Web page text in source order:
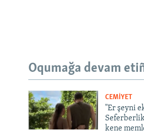
Oqumağa devam
CEMİYET
"Er şeyni
kene